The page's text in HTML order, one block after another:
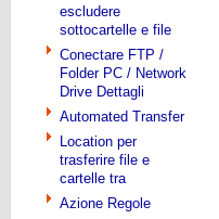
escludere
sottocartelle e file
Conectare FTP /
Folder PC / Network
Drive Dettagli
Automated Transfer
Location per
trasferire file e
cartelle tra
Azione Regole